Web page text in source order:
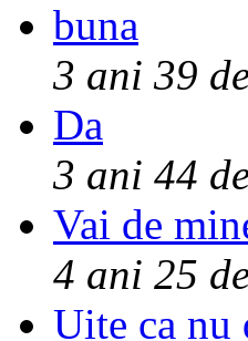
buna
3 ani 39
Da
3 ani 44
Vai de
4 ani 25
Uite ca nu